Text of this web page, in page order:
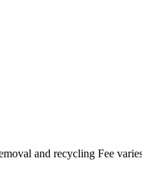
and recycling Fee